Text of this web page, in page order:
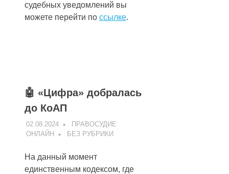
судебных уведомлений вы
можете перейти по ссылке.
🤖 «Цифра» добралась
до КоАП
02.08.2024
ПРАВОСУДИЕ
ОНЛАЙН
БЕЗ РУБРИКИ
На данный момент
единственным кодексом, где